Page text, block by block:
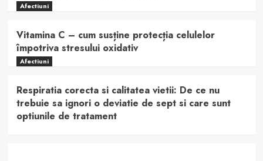
Afectiuni
Vitamina C – cum susține protecția celulelor
împotriva stresului oxidativ
Afectiuni
Respiratia corecta si calitatea vietii: De ce nu
trebuie sa ignori o deviatie de sept si care sunt
optiunile de tratament